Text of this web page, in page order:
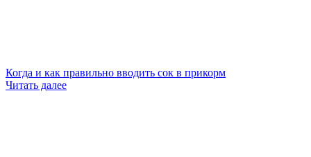
Когда и как правильно вводить сок в прикорм
Читать далее